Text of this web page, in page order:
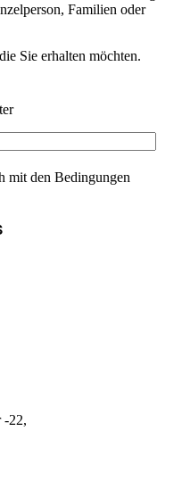
Familien oder
Sie erhalten möchten.
mit den Bedingungen
-22,